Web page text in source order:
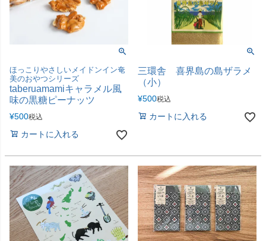
ほっこりやさしいメイドンイン奄
美のおやつシリーズ
taberuamamiキャラメル風
味の黒糖ピーナッツ
¥500税込
カートに入れる
三環舎 喜界島の島ザラメ
（小）
¥500税込
カートに入れる